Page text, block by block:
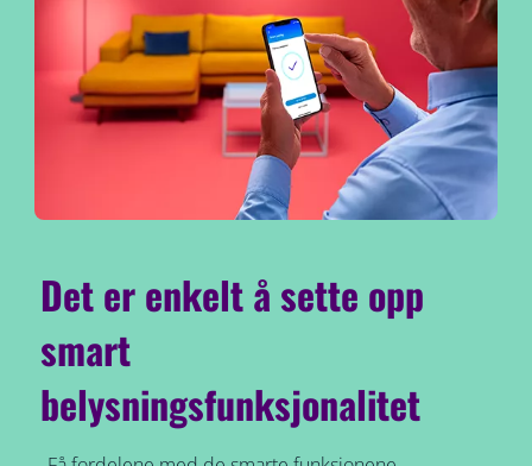
Det er enkelt å sette opp
smart
belysningsfunksjonalitet